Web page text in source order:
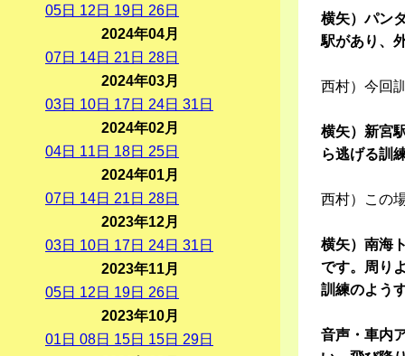
横矢）パン
駅があり、
西村）今回
横矢）新宮
ら逃げる訓
西村）この
横矢）南海
です。周り
訓練のよう
音声・車内
05日 12 日 19日 26日
2024年04月
07日 14日 21 日 28日
2024年03月
03日 10日 17日 24日 31 日
2024年02月
04日 11 日 18日 25日
2024年01月
07日 14日 21 日 28日
2023年12月
03日 10日 17日 24日 31 日
2023年11月
05日 12 日 19日 26日
2023年10月
01 日 08日 15日 15日 29日